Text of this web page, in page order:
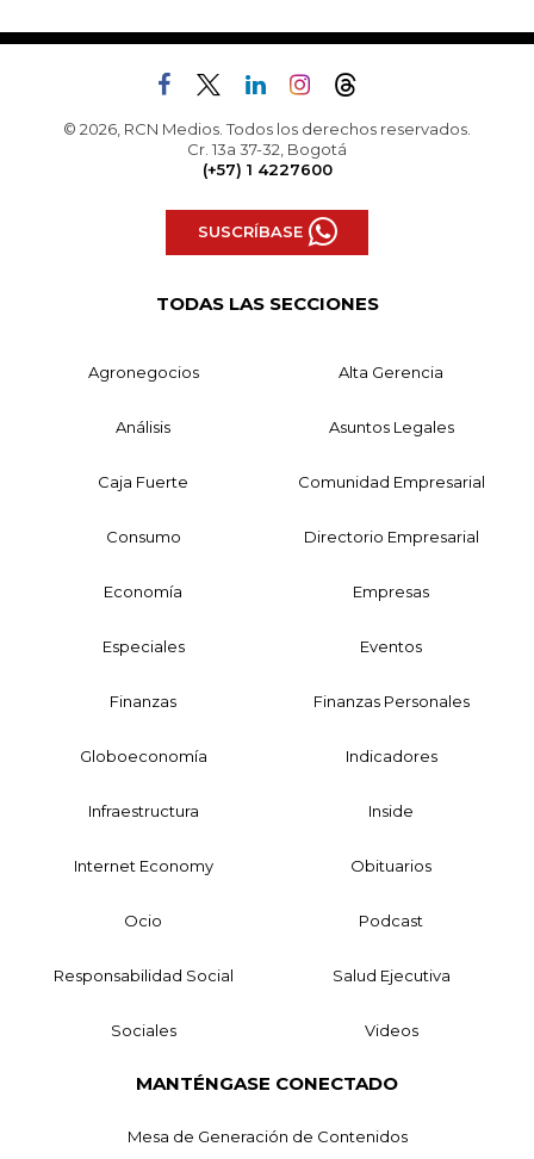
© 2026, RCN Medios. Todos los derechos reservados.
Cr. 13a 37-32, Bogotá
(+57) 1 4227600
SUSCRÍBASE
TODAS LAS SECCIONES
Agronegocios Alta Gerencia
Análisis Asuntos Legales
Caja Fuerte Comunidad Empresarial
Consumo Directorio Empresarial
Economía Empresas
Especiales Eventos
Finanzas Finanzas Personales
Globoeconomía Indicadores
Infraestructura Inside
Internet Economy Obituarios
Ocio Podcast
Responsabilidad Social Salud Ejecutiva
Sociales Videos
MANTÉNGASE CONECTADO
Mesa de Generación de Contenidos